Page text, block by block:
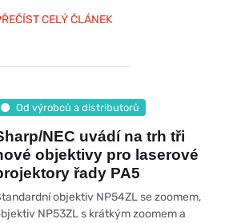
CELÝ ČLÁNEK
Od výrobců a distributorů
NEC uvádí na trh tři
objektivy pro laserové
řady PA5
objektiv NP54ZL se zoomem,
NP53ZL s krátkým zoomem a